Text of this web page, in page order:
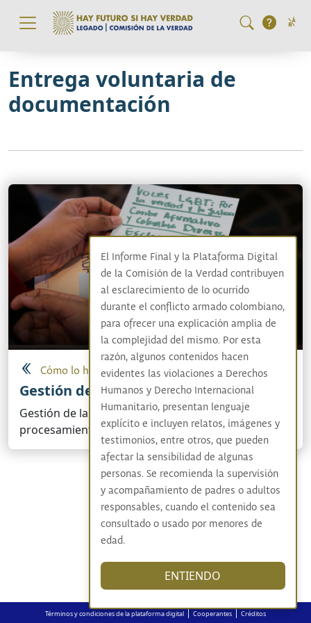
Pasar al contenido principal
Entrega voluntaria de
documentación
Cómo lo hicimos
Gestión de la información
Gestión de la información, desde su recepción,
procesamiento y puesta en público.
Términos y condiciones de la plataforma digital|Cooperantes|Créditos
El Informe Final y la Plataforma Digital
de la Comisión de la Verdad contribuyen
al esclarecimiento de lo ocurrido
durante el conflicto armado colombiano,
para ofrecer una explicación amplia de
la complejidad del mismo. Por esta
razón, algunos contenidos hacen
evidentes las violaciones a Derechos
Humanos y Derecho Internacional
Humanitario, presentan lenguaje
explícito e incluyen relatos, imágenes y
testimonios, entre otros, que pueden
afectar la sensibilidad de algunas
personas. Se recomienda la supervisión
y acompañamiento de padres o adultos
responsables, cuando el contenido sea
consultado o usado por menores de
edad.
ENTIENDO